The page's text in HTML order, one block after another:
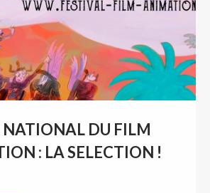
NATIONAL DU FILM
: LA SELECTION !